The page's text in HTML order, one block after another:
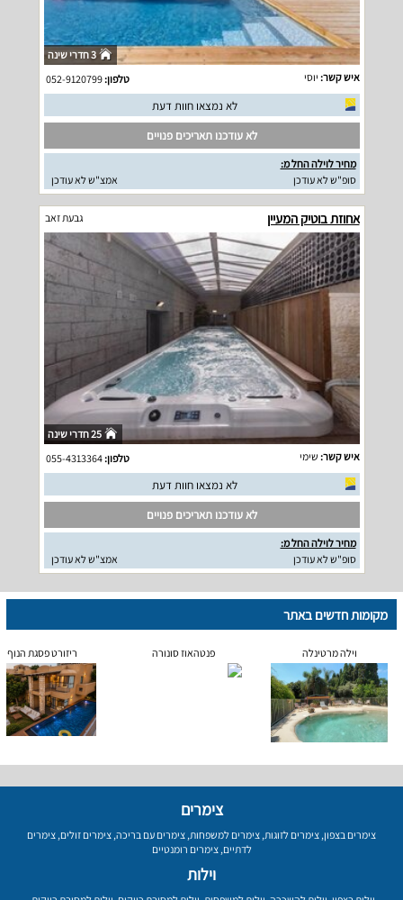
3 חדרי שינה
איש קשר: יוסי טלפון:052-9120799
לא נמצאו חוות דעת
לא עודכנו תאריכים פנויים
מחיר לוילה החל מ:
סופ"ש לא עודכן
אמצ"ש לא עודכן
אחוזת בוטיק המעיין גבעת זאב
25 חדרי שינה
איש קשר: שימי טלפון:055-4313364
לא נמצאו חוות דעת
לא עודכנו תאריכים פנויים
מחיר לוילה החל מ:
סופ"ש לא עודכן
אמצ"ש לא עודכן
מקומות חדשים באתר
וילה מרטינלה פנטהאוז סונורה ריזורט פסגת הנוף
צימרים
צימרים בצפון, צימרים לזוגות, צימרים למשפחות, צימרים עם בריכה, צימרים זולים, צימרים
לדתיים,צימרים רומנטיים
וילות